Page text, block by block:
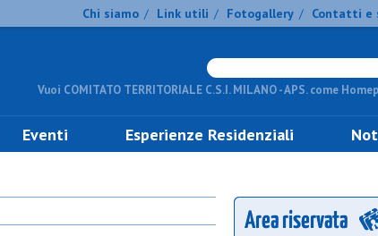
Chi siamo / Link utili / Fotogallery / Contatti e
Vuoi COMITATO TERRITORIALE C.S.I. MILANO - APS. come
Eventi Esperienze Residenziali